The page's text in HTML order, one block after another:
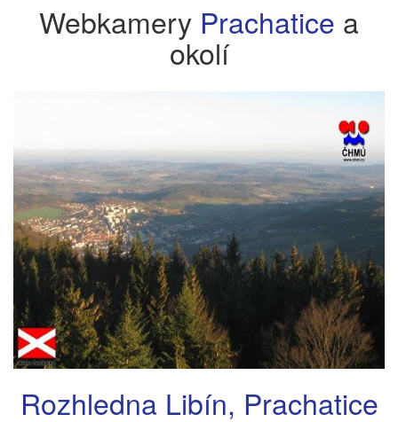
Webkamery Prachatice a
okolí
Rozhledna Libín, Prachatice